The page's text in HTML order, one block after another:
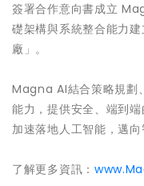
簽署合作意向書成立
礎架構與系統整合能力
廠」。
Magna AI結合策略規劃
能力，提供安全、端到
加速落地人工智能，邁向
了解更多資訊：